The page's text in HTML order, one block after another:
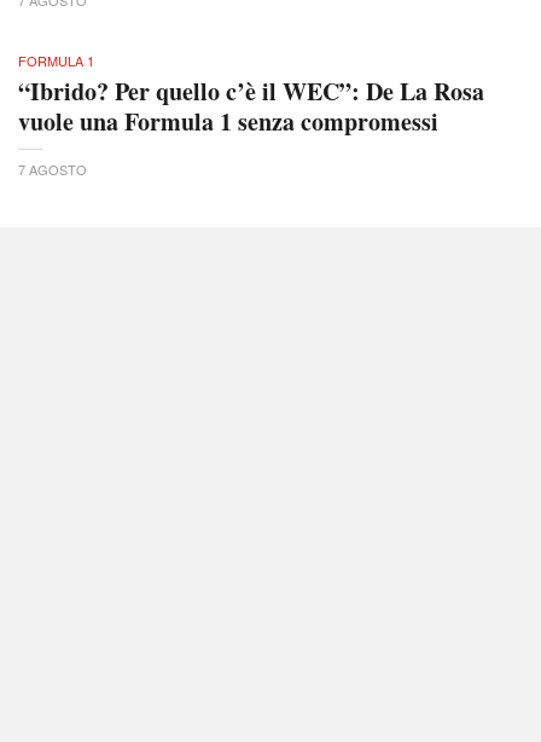
FORMULA 1
“Ibrido? Per quello c’è il WEC”: De La Rosa
vuole una Formula 1 senza compromessi
7 AGOSTO